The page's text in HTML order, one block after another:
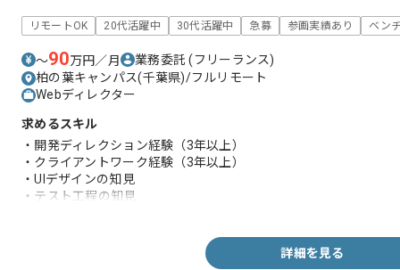
リモートOK 20代活躍中 30代活躍中 急募 参画実績あり ベン
〜90万円／月 業務委託(フリーランス)
柏の葉キャンパス(千葉県)/フルリモート
Webディレクター
求めるスキル
・開発ディレクション経験（3年以上）
・クライアントワーク経験（3年以上）
・UIデザインの知見
・テスト工程の知見
詳細を見る